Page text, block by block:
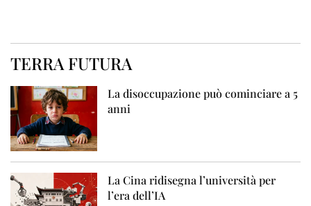
TERRA FUTURA
La disoccupazione può cominciare a 5
anni
La Cina ridisegna l’università per
l’era dell’IA